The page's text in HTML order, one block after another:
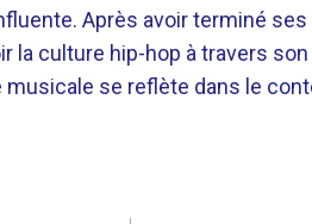
Après avoir terminé
la culture hip-hop à travers
se reflète dans le